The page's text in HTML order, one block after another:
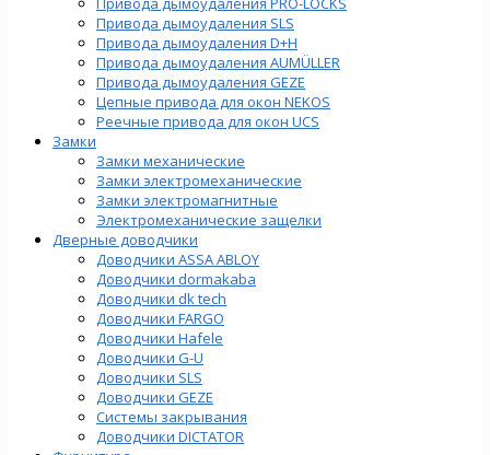
Привода дымоудаления SLS
Привода дымоудаления D+H
Привода дымоудаления AUMÜLLER
Привода дымоудаления GEZE
Цепные привода для окон NEKOS
Реечные привода для окон UСS
Замки
Замки механические
Замки электромеханические
Замки электромагнитные
Электромеханические защелки
Дверные доводчики
Доводчики ASSA ABLOY
Доводчики dormakaba
Доводчики dk tech
Доводчики FARGO
Доводчики Hafele
Доводчики G-U
Доводчики SLS
Доводчики GEZE
Cистемы закрывания
Доводчики DICTATOR